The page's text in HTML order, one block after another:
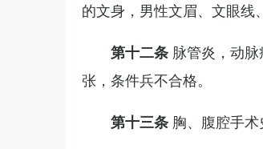
的文身，男性文眉、文眼线
第十二条 脉管炎，动
张，条件兵不合格。
第十三条 胸、腹腔手